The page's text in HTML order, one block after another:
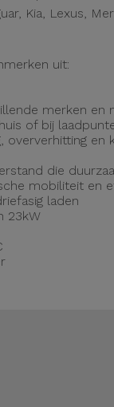
Kia, Lexus,
uit:
merken en
of bij
oververhitting en
die
mobiliteit en
laden
23kW